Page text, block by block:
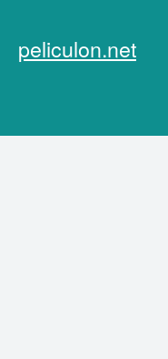
peliculon.net